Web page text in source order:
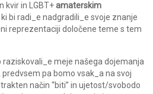
kvir in LGBT+amaterskim
ki bi radi_e nadgradili_e svoje znanje
reprezentaciji določene teme s tem
meje našega dojemanja
pa bomo vsak_a na svoj
način “biti” in ujetost/svobodo